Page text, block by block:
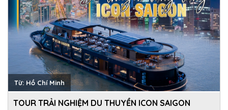
Từ: Hồ Chí Minh
TOUR TRẢI NGHIỆM DU THUYỀN ICON SAIGON